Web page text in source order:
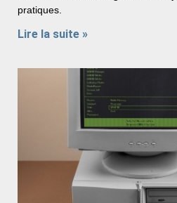
pratiques.
Lire la suite »